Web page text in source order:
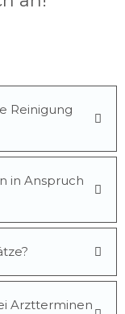
Reinigung
in Anspruch
Arztterminen